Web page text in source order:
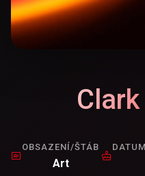
OBSAZENÍ/ŠTÁB
Art